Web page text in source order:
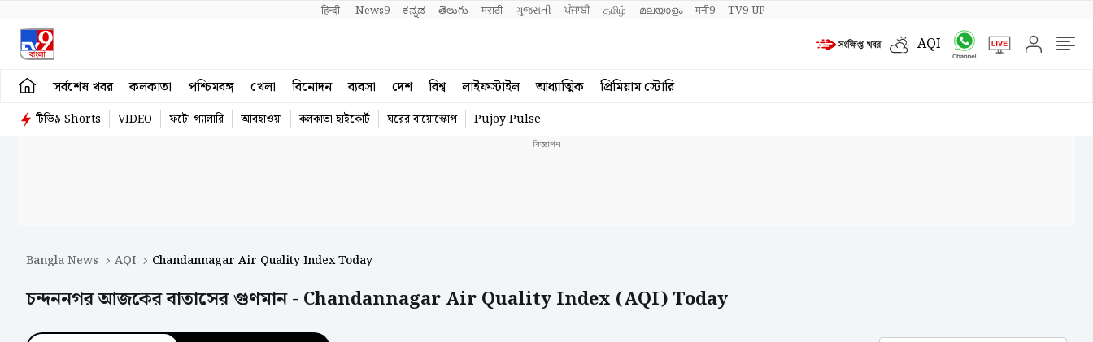
हिन्दी News9 ಕನ್ನಡ తెలుగు मराठी ગુજરાતી ਪੰਜਾਬੀ தமிழ் മലയാളം मनी9 TV9-UP
AQI
সর্বশেষ খবর কলকাতা পশ্চিমবঙ্গ খেলা বিনোদন ব্যবসা দেশ বিশ্ব লাইফস্টাইল আধ্যাত্মিক প্রিমিয়াম স্টোরি
টিভি৯ Shorts VIDEO ফটো গ্যালারি আবহাওয়া কলকাতা হাইকোর্ট ঘরের বায়োস্কোপ Pujoy Pulse
Bangla News AQI Chandannagar Air Quality Index Today
চন্দননগর আজকের বাতাসের গুণমান - Chandannagar Air Quality Index (AQI) Today